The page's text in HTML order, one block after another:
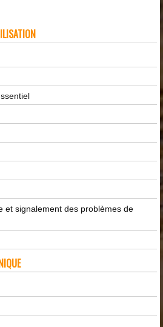
et signalement des problèmes de